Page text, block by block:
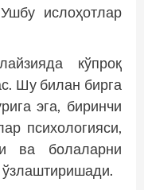
ислоҳотлар
кўпроқ
Шу билан бирга
эга, биринчи
психологияси,
ва болаларни